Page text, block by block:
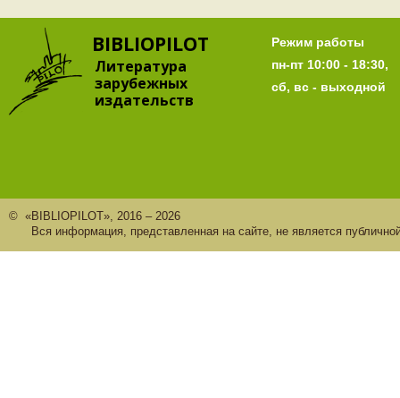
BIBLIOPILOT
Литература
зарубежных
издательств
Режим работы
пн-пт 10:00 - 18:30,
сб, вс - выходной
© «BIBLIOPILOT», 2016 – 2026
Вся информация, представленная на сайте, не является